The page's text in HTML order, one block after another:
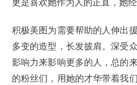
积极美图为需要帮助的人伸出
多变的造型，长发披肩。深受
影响力来影响更多的人，总的
的粉丝们，用她的才华带着我